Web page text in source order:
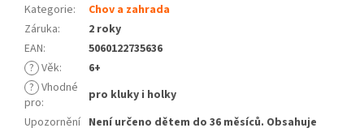
Kategorie:
Chov a zahrada
Záruka:
2 roky
EAN:
5060122735636
? Věk:
6+
? Vhodné
pro:
pro kluky i holky
Upozornění Není určeno dětem do 36 měsíců. Obsahuje